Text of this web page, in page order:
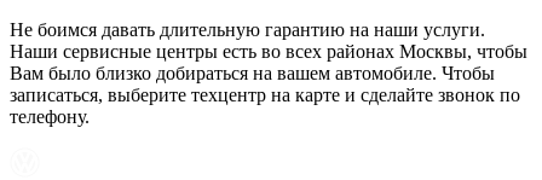
Не боимся давать длительную гарантию на наши услуги.
Наши сервисные центры есть во всех районах Москвы, чтобы
Вам было близко добираться на вашем автомобиле. Чтобы
записаться, выберите техцентр на карте и сделайте звонок по
телефону.